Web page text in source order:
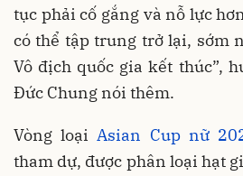
tục phải cố gắng và nỗ lực
có thể tập trung trở lại, sớm
Vô địch quốc gia kết thúc”,
Đức Chung nói thêm.
Vòng loạiAsian Cup nữ
tham dự, được phân loại hạt